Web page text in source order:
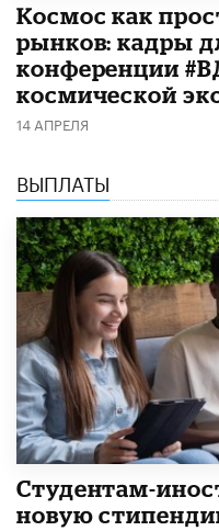
Космос как
рынков: кадры
конференции
космической
14 АПРЕЛЯ
ВЫПЛАТЫ
Студентам-
новую